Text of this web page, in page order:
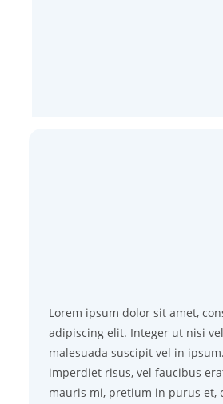
Lorem ipsum dolor sit amet,
adipiscing elit. Integer ut nisi
malesuada suscipit vel in
imperdiet risus, vel faucibus
mauris mi, pretium in purus et,